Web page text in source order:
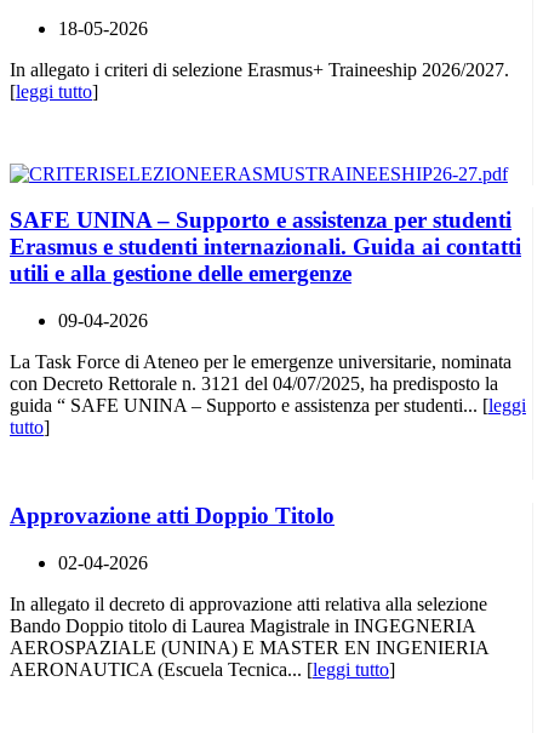
18-05-2026
In allegato i criteri di selezione Erasmus+ Traineeship 2026/2027.
[leggi tutto]
SAFE UNINA – Supporto e assistenza per studenti
Erasmus e studenti internazionali. Guida ai contatti
utili e alla gestione delle emergenze
09-04-2026
La Task Force di Ateneo per le emergenze universitarie, nominata
con Decreto Rettorale n. 3121 del 04/07/2025, ha predisposto la
guida “ SAFE UNINA – Supporto e assistenza per studenti... [leggi
tutto]
Approvazione atti Doppio Titolo
02-04-2026
In allegato il decreto di approvazione atti relativa alla selezione
Bando Doppio titolo di Laurea Magistrale in INGEGNERIA
AEROSPAZIALE (UNINA) E MASTER EN INGENIERIA
AERONAUTICA (Escuela Tecnica... [leggi tutto]